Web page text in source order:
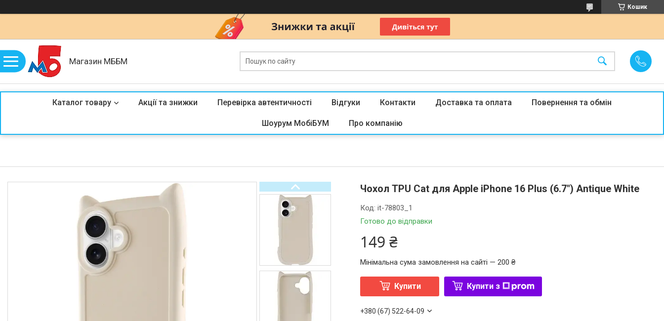
Кошик
Магазин МББМ
Каталог товару Акції та знижки Перевірка автентичності Відгуки Контакти Доставка та оплата Повернення та обмін
Шоурум МобіБУМ Про компанію
Чохол TPU Cat для Apple iPhone 16 Plus (6.7") Antique White
Готово до відправки
Код:it-78803_1
149 ₴
Мінімальна сума замовлення на сайті — 200 ₴
Купити Купити з
+380 (67) 522-64-09